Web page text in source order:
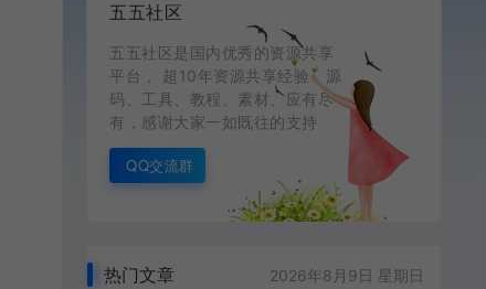
五五社区
五五社区是国内优秀的资源共享
平台， 超10年资源共享经验，源
码、工具、教程、素材、应有尽
有，感谢大家一如既往的支持
QQ交流群
热门文章 2026年8月9日 星期日